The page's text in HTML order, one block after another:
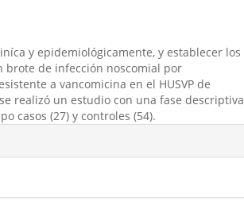
y epidemiológicamente, y establecer los
brote de infección noscomial por
a vancomicina en el HUSVP de
realizó un estudio con una fase descriptiva
casos (27) y controles (54).